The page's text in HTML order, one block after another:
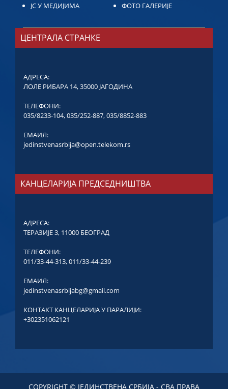
ЈС У МЕДИЈИМА
ФОТО ГАЛЕРИЈЕ
ЦЕНТРАЛА СТРАНКЕ
АДРЕСА:
ЛОЛЕ РИБАРА 14, 35000 ЈАГОДИНА
ТЕЛЕФОНИ:
035/8233-104,035/252-887,035/8852-883
ЕМАИЛ:
jedinstvenasrbija@open.telekom.rs
КАНЦЕЛАРИЈА ПРЕДСЕДНИШТВА
АДРЕСА:
ТЕРАЗИЈЕ 3, 11000 БЕОГРАД
ТЕЛЕФОНИ:
011/33-44-313,011/33-44-239
ЕМАИЛ:
jedinstvenasrbijabg@gmail.com
КОНТАКТ КАНЦЕЛАРИЈА У ПАРАЛИЈИ:
+302351062121
COPYRIGHT © ЈЕДИНСТВЕНА СРБИЈА - СВА ПРАВА